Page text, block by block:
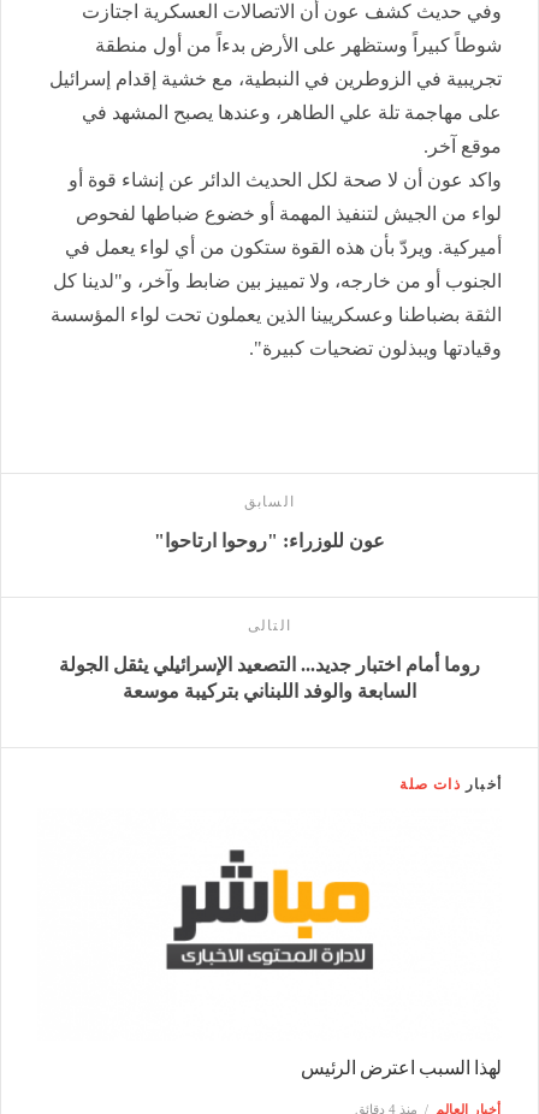
وفي حديث كشف عون أن الاتصالات العسكرية اجتازت
شوطاً كبيراً وستظهر على الأرض بدءاً من أول منطقة
تجريبية في الزوطرين في النبطية، مع خشية إقدام إسرائيل
على مهاجمة تلة علي الطاهر، وعندها يصبح المشهد في
موقع آخر.
واكد عون أن لا صحة لكل الحديث الدائر عن إنشاء قوة أو
لواء من الجيش لتنفيذ المهمة أو خضوع ضباطها لفحوص
أميركية. ويردّ بأن هذه القوة ستكون من أي لواء يعمل في
الجنوب أو من خارجه، ولا تمييز بين ضابط وآخر، و"لدينا كل
الثقة بضباطنا وعسكريينا الذين يعملون تحت لواء المؤسسة
وقيادتها ويبذلون تضحيات كبيرة".
السابق
عون للوزراء: "روحوا ارتاحوا"
التالى
روما أمام اختبار جديد... التصعيد الإسرائيلي يثقل الجولة
السابعة والوفد اللبناني بتركيبة موسعة
أخبار ذات صلة
لهذا السبب اعترض الرئيس
أخبار العالم منذ 4 دقائق